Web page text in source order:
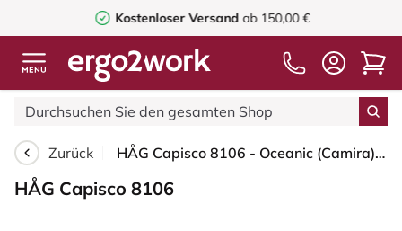
Kostenloser Versandab 150,00 €
Zurück HÅG Capisco 8106 - Oceanic (Camira) - Recyceltes Polyester - OCI008 - Warm grey - Moss Grey - 200 mm (Sitzhöhe 46-64cm) - Harte Rollen für weiche Böden
HÅG Capisco 8106